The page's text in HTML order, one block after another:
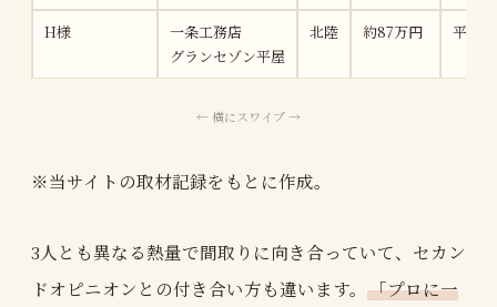
H様
一条工務店
グランセゾン平屋
北陸 約87万円 平屋
※当サイトの取材記録をもとに作成。
3人とも異なる熱量で間取りに向き合っていて、セカン
ドオピニオンとの付き合い方も違います。 「プロに一